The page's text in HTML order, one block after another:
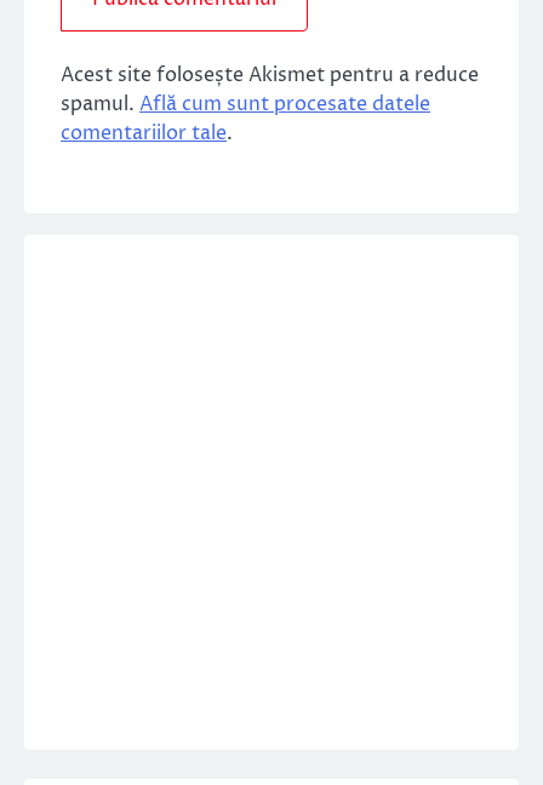
Acest site folosește Akismet pentru a reduce
spamul. Află cum sunt procesate datele
comentariilor tale.